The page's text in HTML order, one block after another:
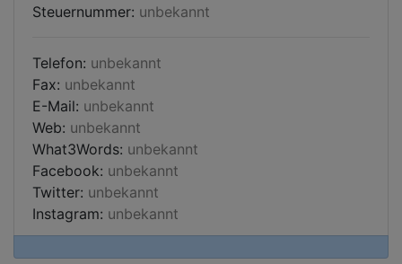
Steuernummer: unbekannt
Telefon: unbekannt
Fax: unbekannt
E-Mail: unbekannt
Web: unbekannt
What3Words: unbekannt
Facebook: unbekannt
Twitter: unbekannt
Instagram: unbekannt